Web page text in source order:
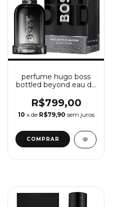
perfume hugo boss
bottled beyond eau de
R$799,00
10 x de R$79,90 sem juros